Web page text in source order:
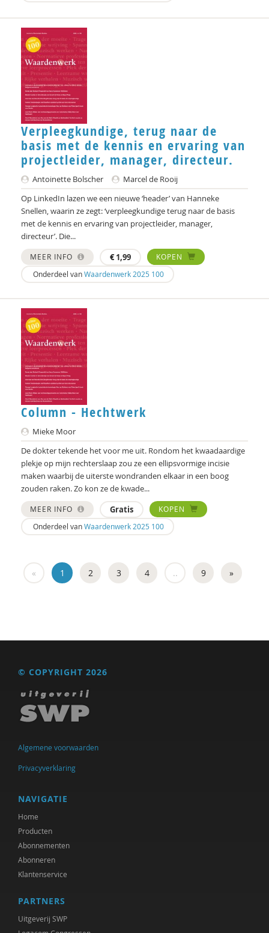
Verpleegkundige, terug naar de
basis met de kennis en ervaring van
projectleider, manager, directeur.
Antoinette Bolscher
Marcel de Rooij
Op LinkedIn lazen we een nieuwe ‘header’ van Hanneke
Snellen, waarin ze zegt: ‘verpleegkundige terug naar de basis
met de kennis en ervaring van projectleider, manager,
directeur’. Die...
MEER INFO €1,99
KOPEN
Onderdeel vanWaardenwerk 2025 100
Column - Hechtwerk
Mieke Moor
De dokter tekende het voor me uit. Rondom het kwaadaardige
plekje op mijn rechterslaap zou ze een ellipsvormige incisie
maken waarbij de uiterste wondranden elkaar in een boog
zouden raken. Zo kon ze de kwade...
MEER INFO Gratis
KOPEN
Onderdeel vanWaardenwerk 2025 100
« 1 2 3 4 .. 9 »
© COPYRIGHT 2026
Algemene voorwaarden
Privacyverklaring
NAVIGATIE
Home
Producten
Abonnementen
Abonneren
Klantenservice
PARTNERS
Uitgeverij SWP